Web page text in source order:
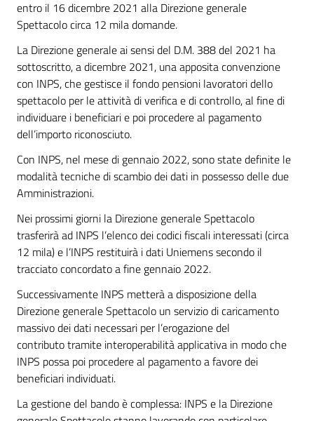
entro il 16 dicembre 2021 alla Direzione generale
Spettacolo circa 12 mila domande.
La Direzione generale ai sensi del D.M. 388 del 2021 ha
sottoscritto, a dicembre 2021, una apposita convenzione
con INPS, che gestisce il fondo pensioni lavoratori dello
spettacolo per le attività di verifica e di controllo, al fine di
individuare i beneficiari e poi procedere al pagamento
dell’importo riconosciuto.
Con INPS, nel mese di gennaio 2022, sono state definite le
modalità tecniche di scambio dei dati in possesso delle due
Amministrazioni.
Nei prossimi giorni la Direzione generale Spettacolo
trasferirà ad INPS l’elenco dei codici fiscali interessati (circa
12 mila) e l’INPS restituirà i dati Uniemens secondo il
tracciato concordato a fine gennaio 2022.
Successivamente INPS metterà a disposizione della
Direzione generale Spettacolo un servizio di caricamento
massivo dei dati necessari per l’erogazione del
contributo tramite interoperabilità applicativa in modo che
INPS possa poi procedere al pagamento a favore dei
beneficiari individuati.
La gestione del bando è complessa: INPS e la Direzione